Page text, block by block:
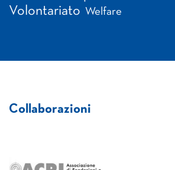
Volontariato Welfare
Collaborazioni